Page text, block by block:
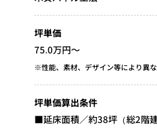
坪単価
75.0万円～
※性能、素材、デザイン等により異
坪単価算出条件
■延床面積／約38坪（総2階建